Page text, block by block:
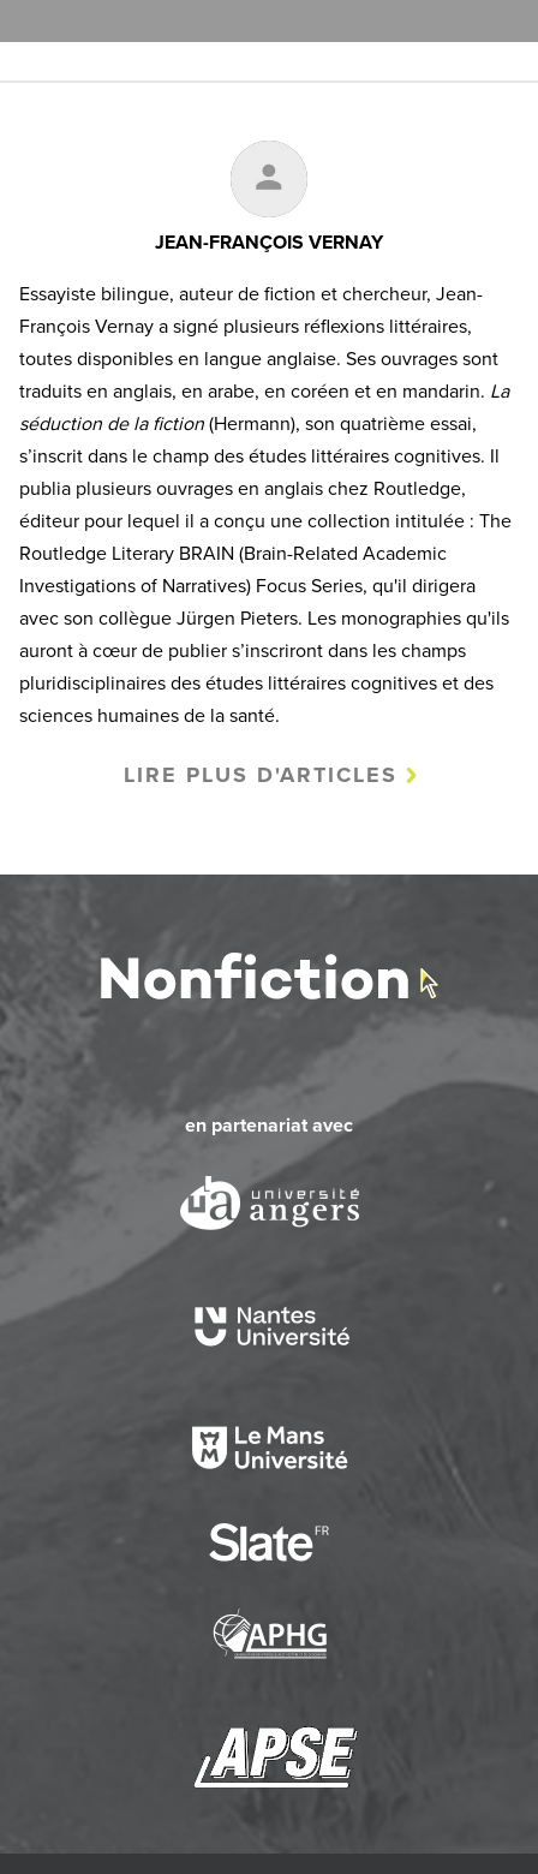
JEAN-FRANÇOIS VERNAY
Essayiste bilingue, auteur de fiction et chercheur, Jean-
François Vernay a signé plusieurs réflexions littéraires,
toutes disponibles en langue anglaise. Ses ouvrages sont
traduits en anglais, en arabe, en coréen et en mandarin. La
séduction de la fiction (Hermann), son quatrième essai,
s’inscrit dans le champ des études littéraires cognitives. Il
publia plusieurs ouvrages en anglais chez Routledge,
éditeur pour lequel il a conçu une collection intitulée : The
Routledge Literary BRAIN (Brain-Related Academic
Investigations of Narratives) Focus Series, qu'il dirigera
avec son collègue Jürgen Pieters. Les monographies qu'ils
auront à cœur de publier s’inscriront dans les champs
pluridisciplinaires des études littéraires cognitives et des
sciences humaines de la santé.
LIRE PLUS D'ARTICLES
en partenariat avec